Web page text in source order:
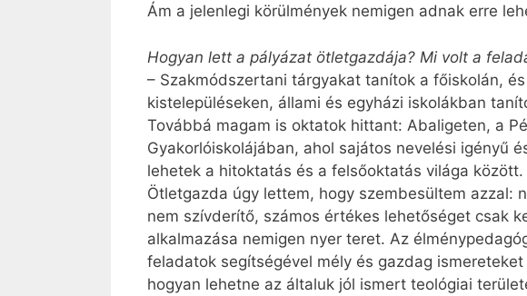
Ám a jelenlegi körülmények nemigen adnak erre
Hogyan lett a pályázat ötletgazdája? Mi volt a
– Szakmódszertani tárgyakat tanítok a főiskolán,
kistelepüléseken, állami és egyházi iskolákban
Továbbá magam is oktatok hittant: Abaligeten, a
Gyakorlóiskolájában, ahol sajátos nevelési igényű
lehetek a hitoktatás és a felsőoktatás világa között.
Ötletgazda úgy lettem, hogy szembesültem azzal:
nem szívderítő, számos értékes lehetőséget csak
alkalmazása nemigen nyer teret. Az
feladatok segítségével mély és gazdag
hogyan lehetne az általuk jól ismert teológiai